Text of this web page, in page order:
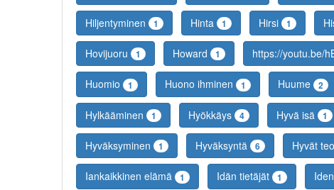
Hiljentyminen 1 Hinta 1 Hirsi 1
Hovijuoru 1 Howard 1 https://youtu.be/
Huomio 1 Huono ihminen 1 Huume 2
Hylkääminen 1 Hyökkäys 4 Hyvä isä 1
Hyväksyminen 1 Hyväksyntä 6 Hyvät
Iankaikkinen elämä 1 Idän tietäjät 1